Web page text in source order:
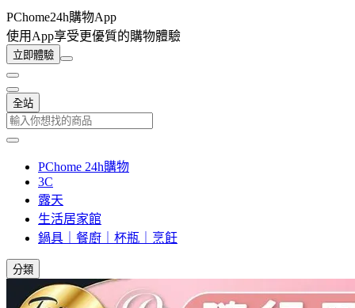
PChome24h購物App
使用App享受更優質的購物體驗
立即體驗
全站
PChome 24h購物
3C
露天
生活居家館
鍋具｜餐廚｜杯瓶｜烹飪
分類